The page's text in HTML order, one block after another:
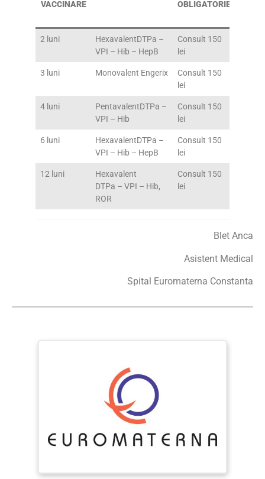
VACCINARE OBLIGATORIE
2 luni
HexavalentDTPa –
VPI – Hib – HepB
Consult 150
lei
3 luni Monovalent Engerix
Consult 150
lei
4 luni
PentavalentDTPa –
VPI – Hib
Consult 150
lei
6 luni
HexavalentDTPa –
VPI – Hib – HepB
Consult 150
lei
12 luni
Hexavalent
DTPa – VPI – Hib,
ROR
Consult 150
lei
Blet Anca
Asistent Medical
Spital Euromaterna Constanta